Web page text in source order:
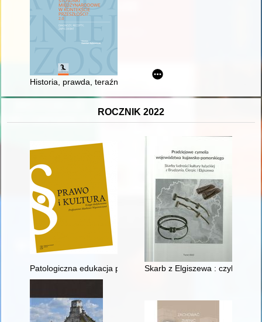
Historia, prawda, teraźniejszość : jak prowadzić stosunki
ROCZNIK 2022
Patologiczna edukacja prawna? Uwagi o audiowizualnej
Skarb z Elgiszewa : czyli Jak